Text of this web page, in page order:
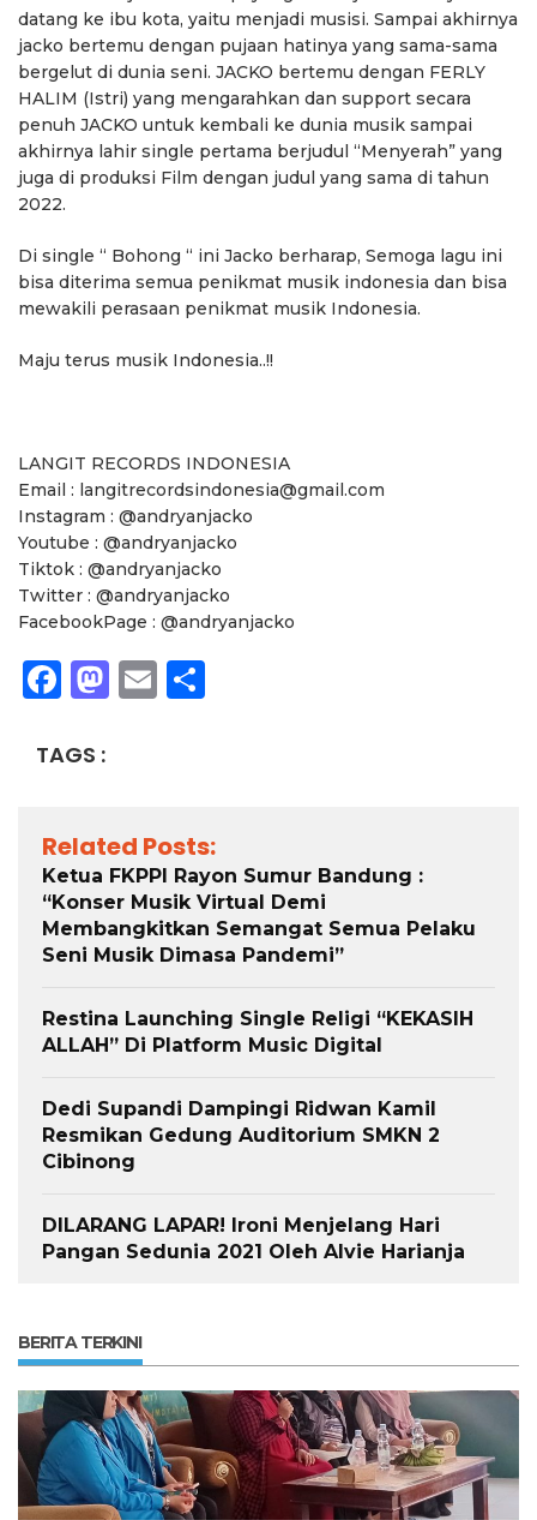
datang ke ibu kota, yaitu menjadi musisi. Sampai akhirnya
jacko bertemu dengan pujaan hatinya yang sama-sama
bergelut di dunia seni. JACKO bertemu dengan FERLY
HALIM (Istri) yang mengarahkan dan support secara
penuh JACKO untuk kembali ke dunia musik sampai
akhirnya lahir single pertama berjudul “Menyerah” yang
juga di produksi Film dengan judul yang sama di tahun
2022.
Di single “ Bohong “ ini Jacko berharap, Semoga lagu ini
bisa diterima semua penikmat musik indonesia dan bisa
mewakili perasaan penikmat musik Indonesia.
Maju terus musik Indonesia..!!
LANGIT RECORDS INDONESIA
Email : langitrecordsindonesia@gmail.com
Instagram : @andryanjacko
Youtube : @andryanjacko
Tiktok : @andryanjacko
Twitter : @andryanjacko
FacebookPage : @andryanjacko
Facebook
Mastodon
Email
TAGS :
Related Posts:
Ketua FKPPI Rayon Sumur Bandung :
“Konser Musik Virtual Demi
Membangkitkan Semangat Semua Pelaku
Seni Musik Dimasa Pandemi”
Restina Launching Single Religi “KEKASIH
ALLAH” Di Platform Music Digital
Dedi Supandi Dampingi Ridwan Kamil
Resmikan Gedung Auditorium SMKN 2
Cibinong
DILARANG LAPAR! Ironi Menjelang Hari
Pangan Sedunia 2021 Oleh Alvie Harianja
BERITA TERKINI